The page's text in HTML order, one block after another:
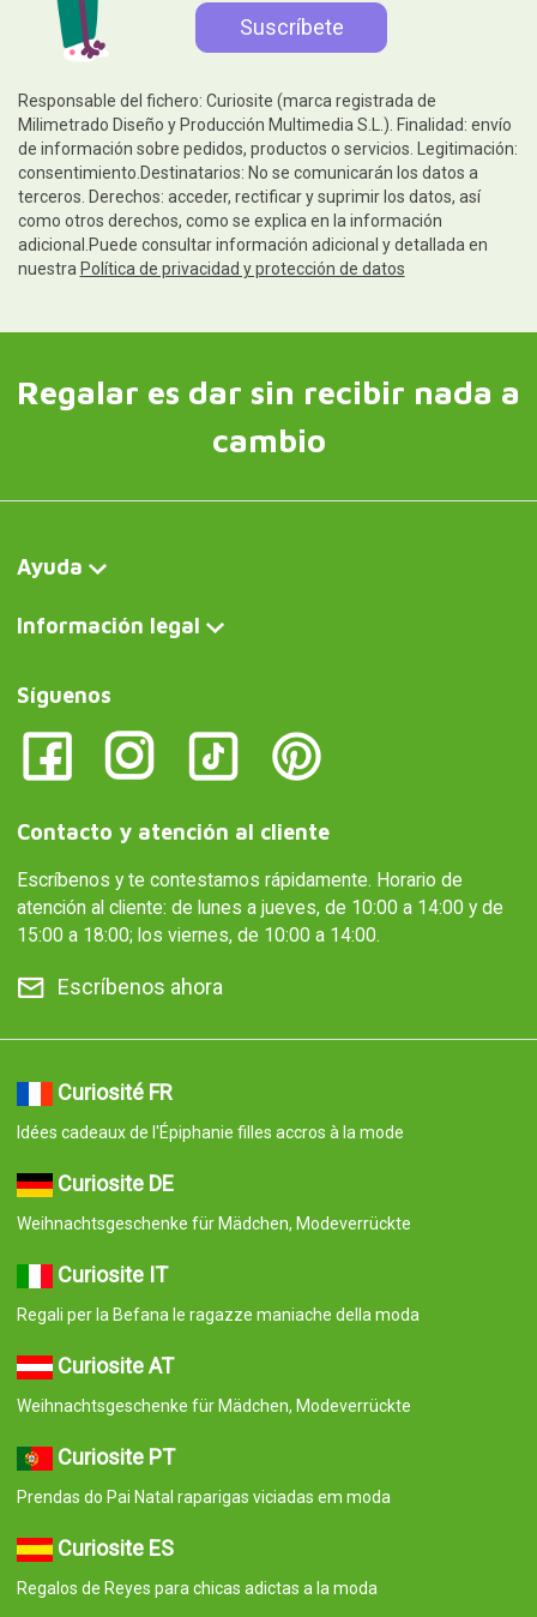
Responsable del fichero: Curiosite (marca registrada de
Milimetrado Diseño y Producción Multimedia S.L.). Finalidad: envío
de información sobre pedidos, productos o servicios. Legitimación:
consentimiento.Destinatarios: No se comunicarán los datos a
terceros. Derechos: acceder, rectificar y suprimir los datos, así
como otros derechos, como se explica en la información
adicional.Puede consultar información adicional y detallada en
nuestra Política de privacidad y protección de datos
Regalar es dar sin recibir nada a
cambio
Ayuda
Información legal
Síguenos
Contacto y atención al cliente
Escríbenos y te contestamos rápidamente. Horario de
atención al cliente: de lunes a jueves, de 10:00 a 14:00 y de
15:00 a 18:00; los viernes, de 10:00 a 14:00.
Escríbenos ahora
Curiosité FR
Idées cadeaux de l'Épiphanie filles accros à la mode
Curiosite DE
Weihnachtsgeschenke für Mädchen, Modeverrückte
Curiosite IT
Regali per la Befana le ragazze maniache della moda
Curiosite AT
Weihnachtsgeschenke für Mädchen, Modeverrückte
Curiosite PT
Prendas do Pai Natal raparigas viciadas em moda
Curiosite ES
Regalos de Reyes para chicas adictas a la moda